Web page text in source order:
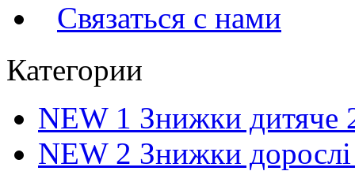
Связаться с нами
Категории
NEW 1 Знижки дитяче
NEW 2 Знижки